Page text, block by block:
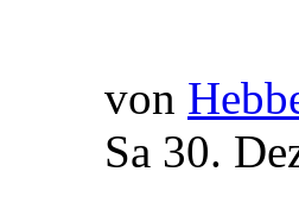
von
Sa 30.